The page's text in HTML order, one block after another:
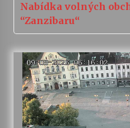
Nabídka volných
“Zanzibaru“